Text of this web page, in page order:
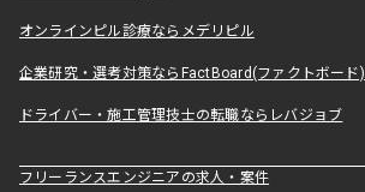
オンラインピル診療ならメデリピル
企業研究・選考対策ならFactBoard(ファクトボード)
ドライバー・施工管理技士の転職ならレバジョブ
フリーランスエンジニアの求人・案件